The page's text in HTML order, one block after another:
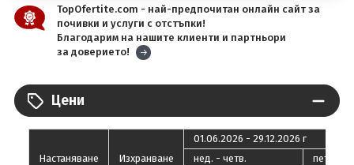
TopOfertite.com - най-предпочитан онлайн сайт за
почивки и услуги с отстъпки!
Благодарим на нашите клиенти и партньори
за доверието!
Цени
Настаняване Изхранване
01.06.2026 - 29.12.2026 г
нед. - четв.
пeт. -